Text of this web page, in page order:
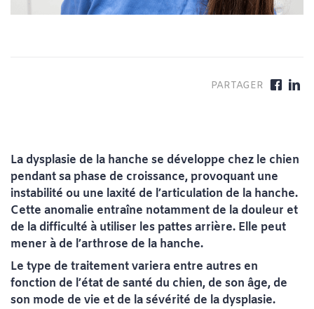
La dysplasie de la hanche se développe chez le chien
pendant sa phase de croissance, provoquant une
instabilité ou une laxité de l’articulation de la hanche.
Cette anomalie entraîne notamment de la douleur et
de la difficulté à utiliser les pattes arrière. Elle peut
mener à de l’arthrose de la hanche.
Le type de traitement variera entre autres en
fonction de l’état de santé du chien, de son âge, de
son mode de vie et de la sévérité de la dysplasie.